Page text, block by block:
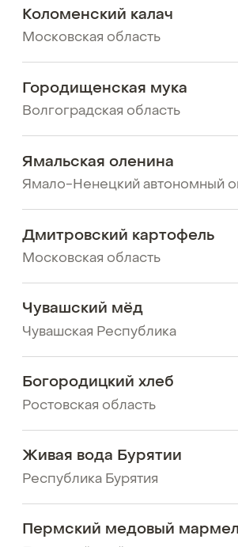
Московская область
Коломенский калач
Волгоградская область
Городищенская мука
Ямало-Ненецкий автономный
Ямальская оленина
Московская область
Дмитровский картофель
Чувашская Республика
Чувашский мёд
Ростовская область
Богородицкий хлеб
Республика Бурятия
Живая вода Бурятии
Пермский медовый